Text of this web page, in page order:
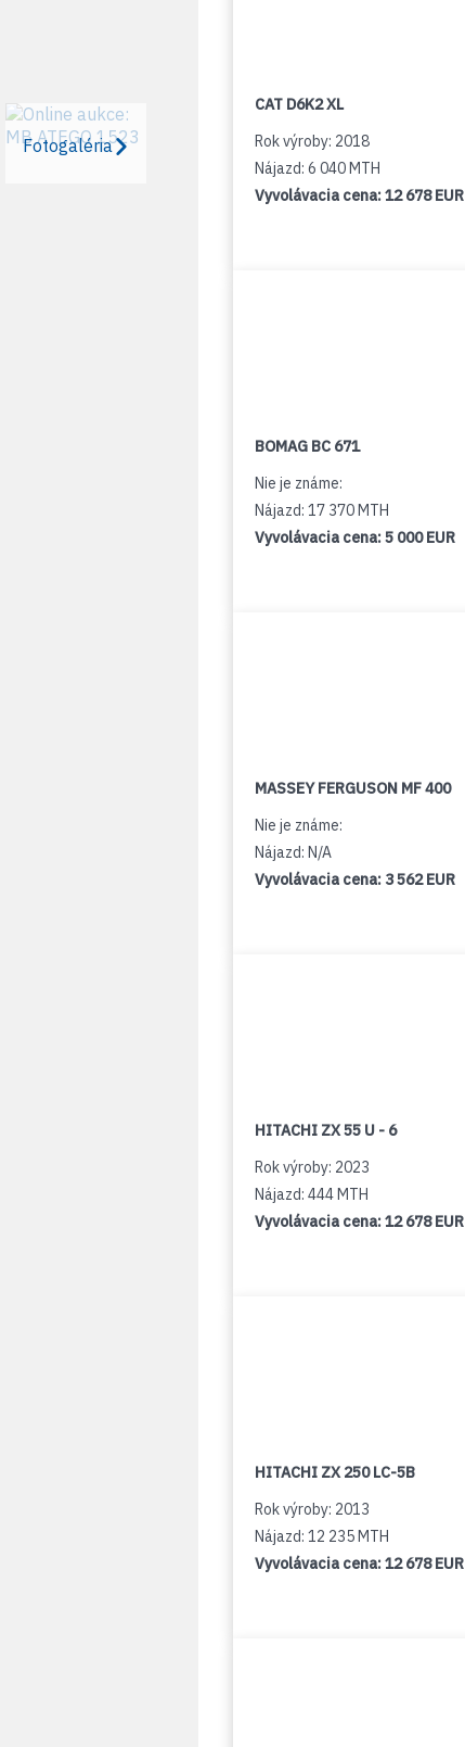
Fotogaléria
CAT D6K2 XL
Rok výroby: 2018
Nájazd: 6 040 MTH
Vyvolávacia cena:12 678 EUR
BOMAG BC 671
Nie je známe:
Nájazd: 17 370 MTH
Vyvolávacia cena:5 000 EUR
MASSEY FERGUSON MF 400
Nie je známe:
Nájazd: N/A
Vyvolávacia cena: 3 562 EUR
HITACHI ZX 55 U - 6
Rok výroby: 2023
Nájazd: 444 MTH
Vyvolávacia cena:12 678 EUR
HITACHI ZX 250 LC-5B
Rok výroby: 2013
Nájazd: 12 235 MTH
Vyvolávacia cena:12 678 EUR